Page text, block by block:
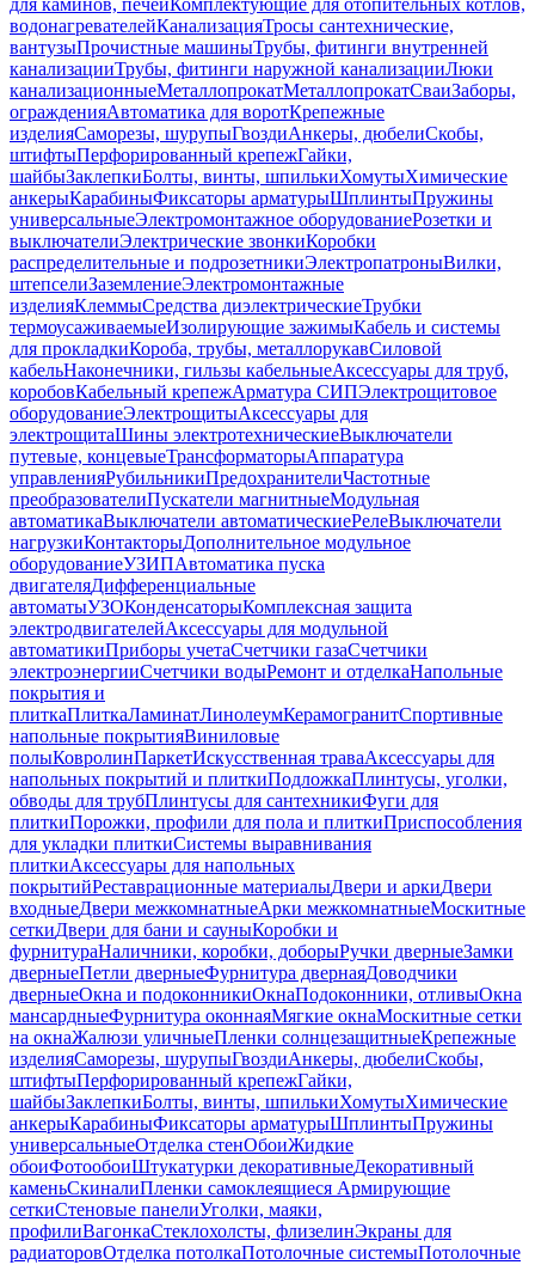
для каминов, печейКомплектующие для отопительных котлов,
водонагревателейКанализацияТросы сантехнические,
вантузыПрочистные машиныТрубы, фитинги внутренней
канализацииТрубы, фитинги наружной канализацииЛюки
канализационныеМеталлопрокатМеталлопрокатСваиЗаборы,
огражденияАвтоматика для воротКрепежные
изделияСаморезы, шурупыГвоздиАнкеры, дюбелиСкобы,
штифтыПерфорированный крепежГайки,
шайбыЗаклепкиБолты, винты, шпилькиХомутыХимические
анкерыКарабиныФиксаторы арматурыШплинтыПружины
универсальныеЭлектромонтажное оборудованиеРозетки и
выключателиЭлектрические звонкиКоробки
распределительные и подрозетникиЭлектропатроныВилки,
штепселиЗаземлениеЭлектромонтажные
изделияКлеммыСредства диэлектрическиеТрубки
термоусаживаемыеИзолирующие зажимыКабель и системы
для прокладкиКороба, трубы, металлорукавСиловой
кабельНаконечники, гильзы кабельныеАксессуары для труб,
коробовКабельный крепежАрматура СИПЭлектрощитовое
оборудованиеЭлектрощитыАксессуары для
электрощитаШины электротехническиеВыключатели
путевые, концевыеТрансформаторыАппаратура
управленияРубильникиПредохранителиЧастотные
преобразователиПускатели магнитныеМодульная
автоматикаВыключатели автоматическиеРелеВыключатели
нагрузкиКонтакторыДополнительное модульное
оборудованиеУЗИПАвтоматика пуска
двигателяДифференциальные
автоматыУЗОКонденсаторыКомплексная защита
электродвигателейАксессуары для модульной
автоматикиПриборы учетаСчетчики газаСчетчики
электроэнергииСчетчики водыРемонт и отделкаНапольные
покрытия и
плиткаПлиткаЛаминатЛинолеумКерамогранитСпортивные
напольные покрытияВиниловые
полыКовролинПаркетИскусственная траваАксессуары для
напольных покрытий и плиткиПодложкаПлинтусы, уголки,
обводы для трубПлинтусы для сантехникиФуги для
плиткиПорожки, профили для пола и плиткиПриспособления
для укладки плиткиСистемы выравнивания
плиткиАксессуары для напольных
покрытийРеставрационные материалыДвери и аркиДвери
входныеДвери межкомнатныеАрки межкомнатныеМоскитные
сеткиДвери для бани и сауныКоробки и
фурнитураНаличники, коробки, доборыРучки дверныеЗамки
дверныеПетли дверныеФурнитура двернаяДоводчики
дверныеОкна и подоконникиОкнаПодоконники, отливыОкна
мансардныеФурнитура оконнаяМягкие окнаМоскитные сетки
на окнаЖалюзи уличныеПленки солнцезащитныеКрепежные
изделияСаморезы, шурупыГвоздиАнкеры, дюбелиСкобы,
штифтыПерфорированный крепежГайки,
шайбыЗаклепкиБолты, винты, шпилькиХомутыХимические
анкерыКарабиныФиксаторы арматурыШплинтыПружины
универсальныеОтделка стенОбоиЖидкие
обоиФотообоиШтукатурки декоративныеДекоративный
каменьСкиналиПленки самоклеящиеся Армирующие
сеткиСтеновые панелиУголки, маяки,
профилиВагонкаСтеклохолсты, флизелинЭкраны для
радиаторовОтделка потолкаПотолочные системыПотолочные